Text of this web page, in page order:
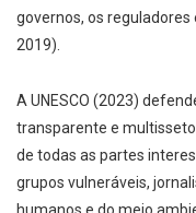
governos, os
2019).
A UNESCO (2023)
transparente e
de todas as partes
grupos vulneráveis,
humanos e do meio